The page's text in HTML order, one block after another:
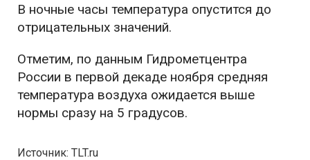
В ночные часы температура опустится до
отрицательных значений.
Отметим, по данным Гидрометцентра
России в первой декаде ноября средняя
температура воздуха ожидается выше
нормы сразу на 5 градусов.
Источник: TLT.ru